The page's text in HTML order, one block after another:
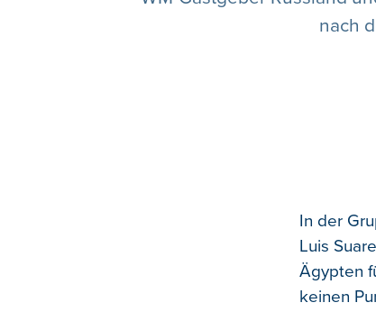
nach
In der
Luis
Ägypten
keinen